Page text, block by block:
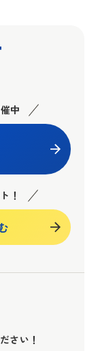
中
！
さい！